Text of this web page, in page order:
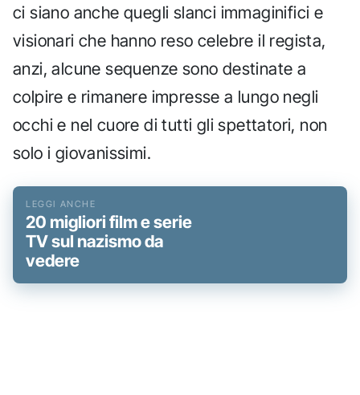
ci siano anche quegli slanci immaginifici e
visionari che hanno reso celebre il regista,
anzi, alcune sequenze sono destinate a
colpire e rimanere impresse a lungo negli
occhi e nel cuore di tutti gli spettatori, non
solo i giovanissimi.
20 migliori film e serie
TV sul nazismo da
vedere